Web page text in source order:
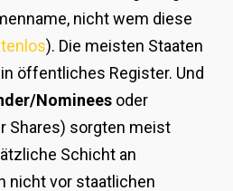
nicht wem diese
). Die meisten Staaten
öffentliches Register. Und
Nomineesoder
Shares) sorgten meist
Schicht an
nicht vor staatlichen